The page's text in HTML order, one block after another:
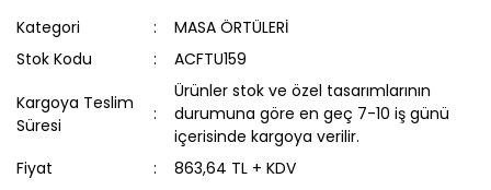
Kategori
MASA ÖRTÜLERİ
Stok Kodu
ACFTU159
Kargoya Teslim
Süresi
Ürünler stok ve özel tasarımlarının
durumuna göre en geç 7-10 iş günü
içerisinde kargoya verilir.
Fiyat
863,64 TL + KDV